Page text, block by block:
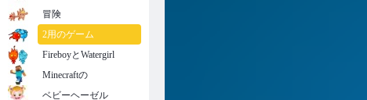
冒険
2用のゲーム
FireboyとWatergirl
Minecraftの
ベビーヘーゼル